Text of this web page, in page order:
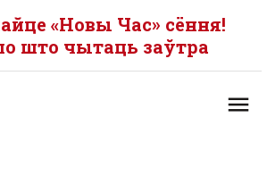
«Новы Час» сёння!
што чытаць заўтра